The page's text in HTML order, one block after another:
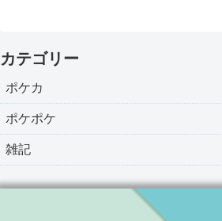
カテゴリー
ポケカ
ポケポケ
雑記